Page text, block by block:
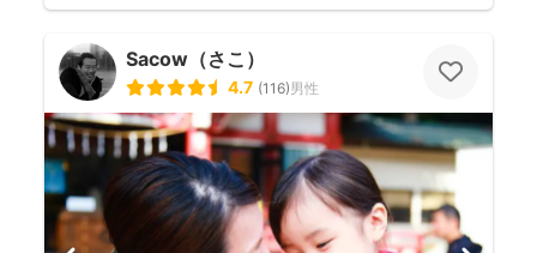
Sacow（さこ）
4.7 (116)男性